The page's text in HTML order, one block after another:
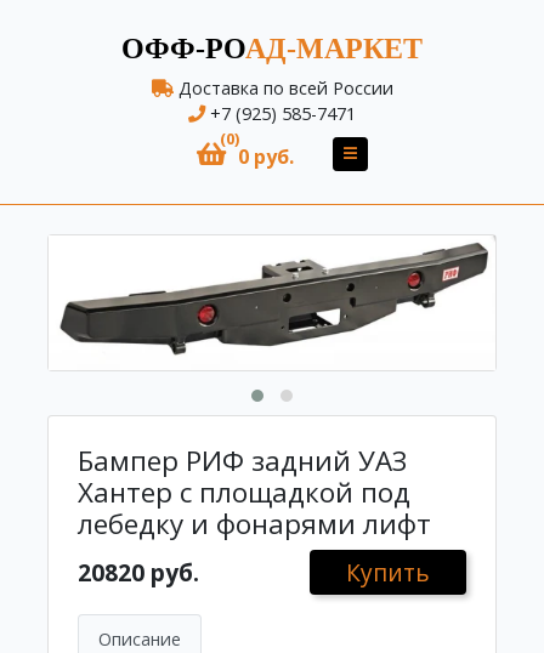
ОФФ-РОАД-МАРКЕТ
Доставка по всей России
+7 (925) 585-7471
(0)
0 руб.
Бампер РИФ задний УАЗ
Хантер с площадкой под
лебедку и фонарями лифт
20820 руб. Купить
Описание